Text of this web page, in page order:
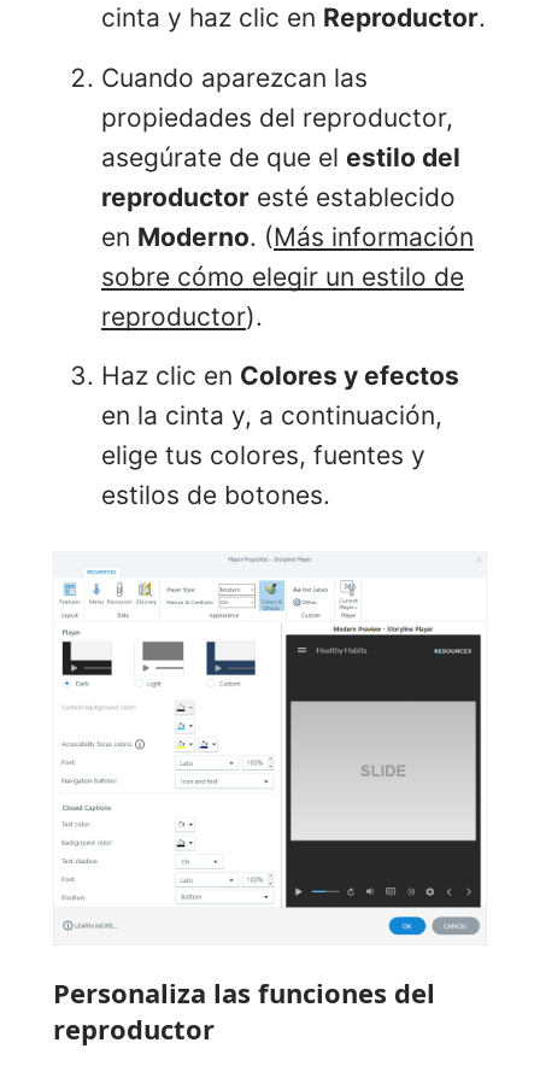
cinta y haz clic en Reproductor.
Cuando aparezcan las
propiedades del reproductor,
asegúrate de que el estilo del
reproductor esté establecido
en Moderno. (Más información
sobre cómo elegir un estilo de
reproductor).
Haz clic en Colores y efectos
en la cinta y, a continuación,
elige tus colores, fuentes y
estilos de botones.
Personaliza las funciones del
reproductor